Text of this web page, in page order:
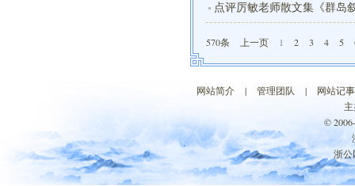
点评厉敏老师散文集《群岛
570条 上一页 1 2 3 4 5
网站简介 | 管理团队 |
网站记事
©
浙公